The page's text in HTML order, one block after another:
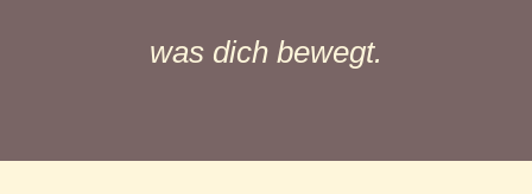
was dich bewegt.